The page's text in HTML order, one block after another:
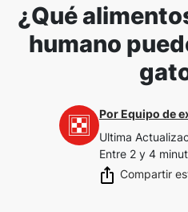
¿Qué
humano
PorEquipo de
Ultima
Entre 2 y 4
Compartir